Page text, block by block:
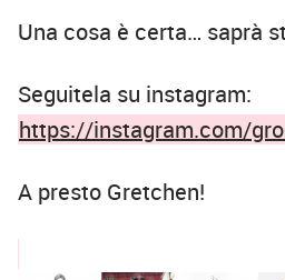
Una cosa è certa… saprà
Seguitela su instagram:
https://instagram.com/
A presto Gretchen!